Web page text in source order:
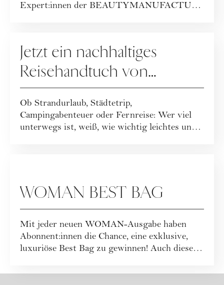
Expert:innen der BEAUTYMANUFACTUR
Jetzt ein nachhaltiges
Reisehandtuch von
Buvanha gewinnen
Ob Strandurlaub, Städtetrip,
Campingabenteuer oder Fernreise: Wer viel
unterwegs ist, weiß, wie wichtig leichtes und
WOMAN BEST BAG
Mit jeder neuen WOMAN-Ausgabe haben
Abonnent:innen die Chance, eine exklusive,
luxuriöse Best Bag zu gewinnen! Auch dieses